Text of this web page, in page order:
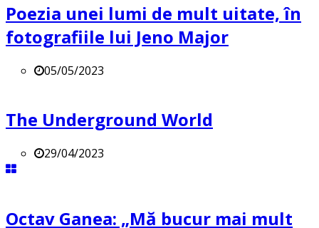
Poezia unei lumi de mult uitate, în
fotografiile lui Jeno Major
05/05/2023
The Underground World
29/04/2023
Octav Ganea: „Mă bucur mai mult